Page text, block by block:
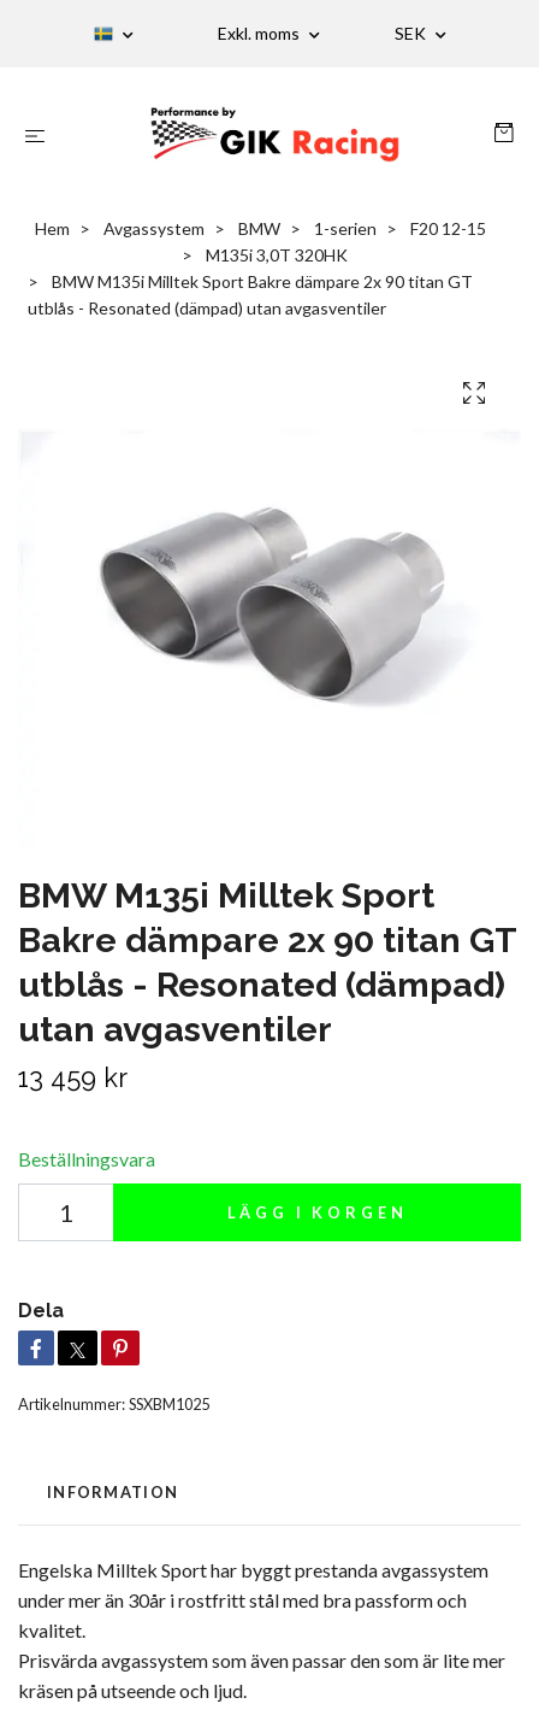
Exkl. moms SEK
Hem Avgassystem BMW 1-serien
F20 12-15
M135i 3,0T 320HK
BMW M135i Milltek Sport Bakre dämpare 2x 90 titan GT
utblås - Resonated (dämpad) utan avgasventiler
BMW M135i Milltek Sport
Bakre dämpare 2x 90 titan GT
utblås - Resonated (dämpad)
utan avgasventiler
13 459 kr
Beställningsvara
LÄGG I KORGEN
Dela
Artikelnummer:SSXBM1025
INFORMATION
Engelska Milltek Sport har byggt prestanda avgassystem
under mer än 30år i rostfritt stål med bra passform och
kvalitet.
Prisvärda avgassystem som även passar den som är lite mer
kräsen på utseende och ljud.